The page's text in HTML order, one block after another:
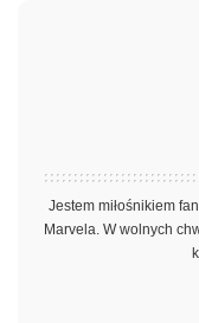
Jestem miłośnikiem
Marvela. W wolnych